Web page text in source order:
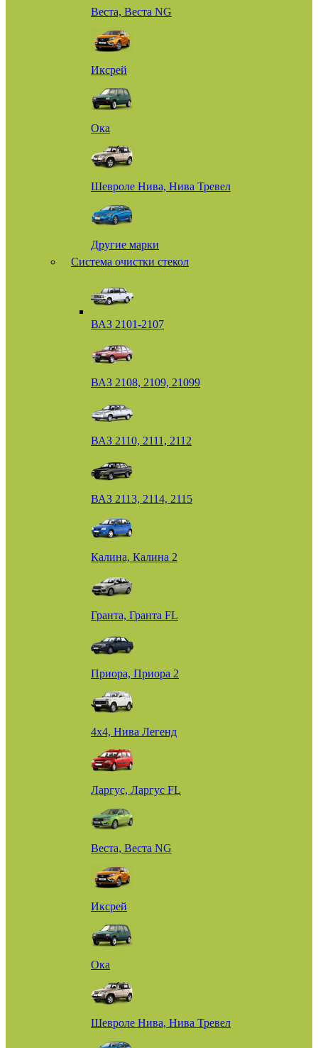
Веста, Веста NG
Иксрей
Ока
Шевроле Нива, Нива Тревел
Другие марки
Система очистки стекол
ВАЗ 2101-2107
ВАЗ 2108, 2109, 21099
ВАЗ 2110, 2111, 2112
ВАЗ 2113, 2114, 2115
Калина, Калина 2
Гранта, Гранта FL
Приора, Приора 2
4х4, Нива Легенд
Ларгус, Ларгус FL
Веста, Веста NG
Иксрей
Ока
Шевроле Нива, Нива Тревел